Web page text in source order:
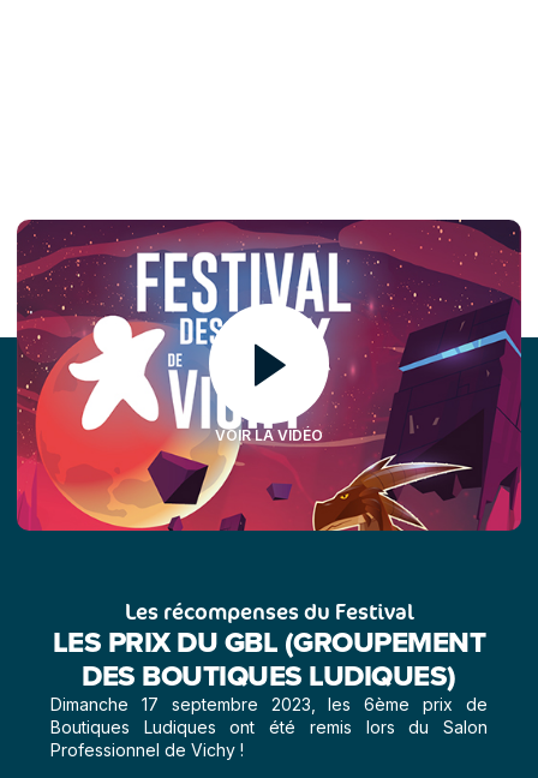
VOIR LA VIDÉO
Les récompenses du Festival
LES PRIX DU GBL (GROUPEMENT
DES BOUTIQUES LUDIQUES)
Dimanche 17 septembre 2023, les 6ème prix de
Boutiques Ludiques ont été remis lors du Salon
Professionnel de Vichy !